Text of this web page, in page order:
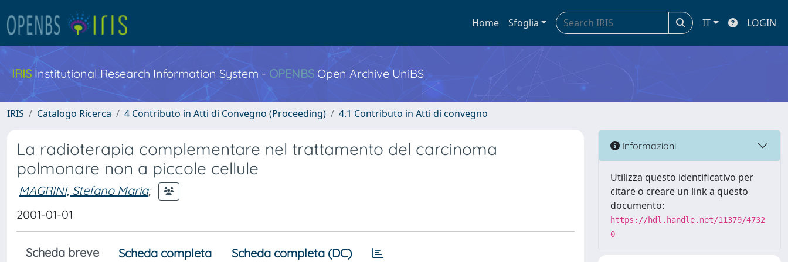
Home Sfoglia IT LOGIN
IRIS Institutional Research Information System - OPENBS Open Archive UniBS
IRIS Catalogo Ricerca 4 Contributo in Atti di Convegno (Proceeding) 4.1 Contributo in Atti di convegno
La radioterapia complementare nel trattamento del carcinoma
polmonare non a piccole cellule
MAGRINI, Stefano Maria;
2001-01-01
Scheda breve Scheda completa Scheda completa (DC)
Informazioni
Utilizza questo identificativo per
citare o creare un link a questo
documento:
https://hdl.handle.net/11379/4732
0